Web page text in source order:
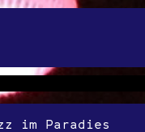
im Paradies